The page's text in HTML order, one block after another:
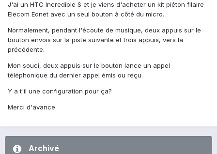
J'ai un HTC Incredible S et je viens d'acheter un kit piéton filaire
Elecom Ednet avec un seul bouton à côté du micro.
Normalement, pendant l'écoute de musique, deux appuis sur le
bouton envois sur la piste suivante et trois appuis, vers la
précédente.
Mon souci, deux appuis sur le bouton lance un appel
téléphonique du dernier appel émis ou reçu.
Y a t'il une configuration pour ça?
Merci d'avance
Archivé